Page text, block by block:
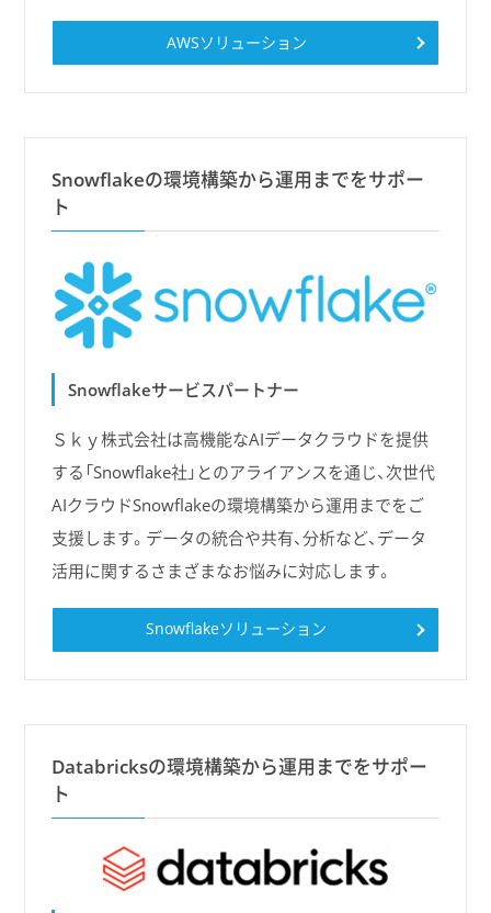
AWSソリューション
Snowflakeの環境構築から運用までをサポー
ト
Snowflakeサービスパートナー
Ｓｋｙ株式会社は高機能なAIデータクラウドを提供
する「Snowflake社」とのアライアンスを通じ、次世代
AIクラウドSnowflakeの環境構築から運用までをご
支援します。データの統合や共有、分析など、データ
活用に関するさまざまなお悩みに対応します。
Snowflakeソリューション
Databricksの環境構築から運用までをサポー
ト